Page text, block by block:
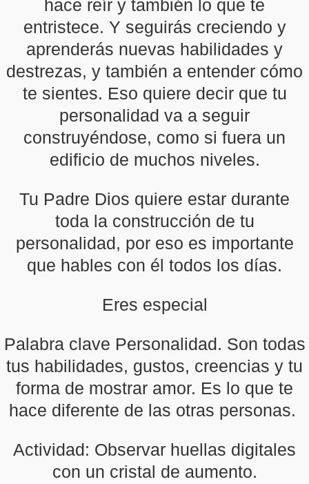
hace reír y también lo que te
entristece. Y seguirás creciendo y
aprenderás nuevas habilidades y
destrezas, y también a entender cómo
te sientes. Eso quiere decir que tu
personalidad va a seguir
construyéndose, como si fuera un
edificio de muchos niveles.
Tu Padre Dios quiere estar durante
toda la construcción de tu
personalidad, por eso es importante
que hables con él todos los días.
Eres especial
Palabra clave Personalidad. Son todas
tus habilidades, gustos, creencias y tu
forma de mostrar amor. Es lo que te
hace diferente de las otras personas.
Actividad: Observar huellas digitales
con un cristal de aumento.